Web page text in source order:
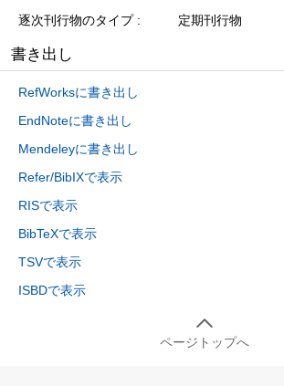
逐次刊行物のタイプ
定期刊行物
書き出し
RefWorksに書き出し
EndNoteに書き出し
Mendeleyに書き出し
Refer/BibIXで表示
RISで表示
BibTeXで表示
TSVで表示
ISBDで表示
ページトップへ